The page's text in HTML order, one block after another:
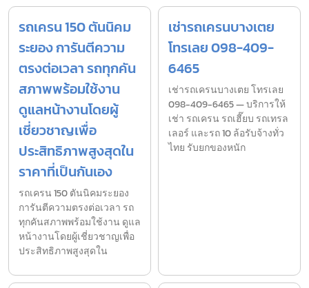
รถเครน 150 ตันนิคม
ระยอง การันตีความ
ตรงต่อเวลา รถทุกคัน
สภาพพร้อมใช้งาน
ดูแลหน้างานโดยผู้
เชี่ยวชาญเพื่อ
ประสิทธิภาพสูงสุดใน
ราคาที่เป็นกันเอง
รถเครน 150 ตันนิคมระยอง
การันตีความตรงต่อเวลา รถ
ทุกคันสภาพพร้อมใช้งาน ดูแล
หน้างานโดยผู้เชี่ยวชาญเพื่อ
ประสิทธิภาพสูงสุดใน
เช่ารถเครนบางเตย
โทรเลย 098-409-
6465
เช่ารถเครนบางเตย โทรเลย
098-409-6465 — บริการให้
เช่า รถเครน รถเฮี๊ยบ รถเทรล
เลอร์ และรถ 10 ล้อรับจ้างทั่ว
ไทย รับยกของหนัก